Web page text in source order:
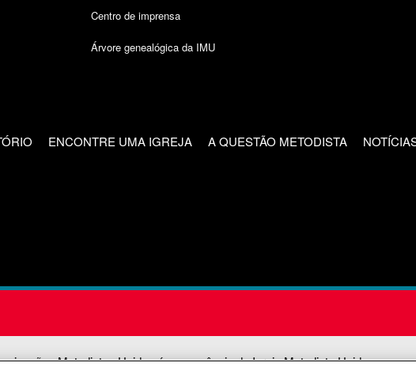
Centro de imprensa
Árvore genealógica da IMU
ENCONTRE UMA IGREJA A QUESTÃO METODISTA
Metodistas Unidas é uma agência da Igreja Metodista Unida